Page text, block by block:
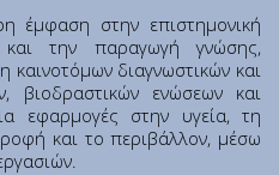
έμφαση στην επιστημονική
και την παραγωγή γνώσης,
διαγνωστικών και
βιοδραστικών ενώσεων και
εφαρμογές στην υγεία, τη
και το περιβάλλον, μέσω